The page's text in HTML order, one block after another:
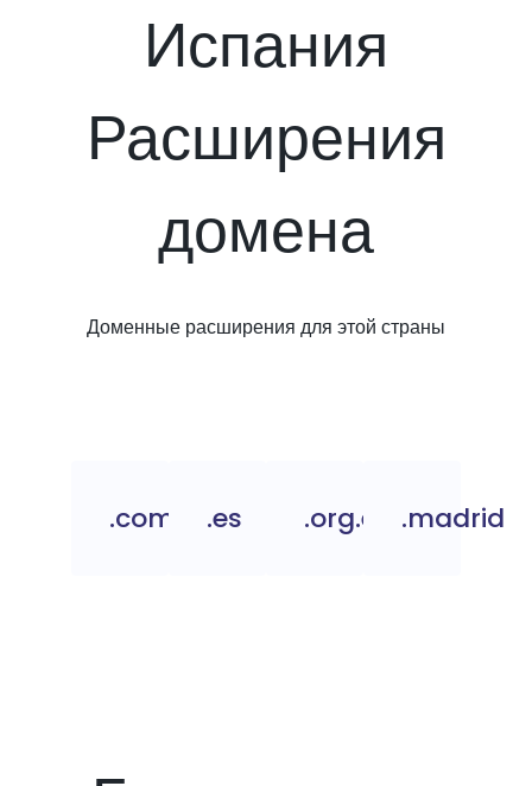
Испания
Расширения
домена
Доменные расширения для этой страны
.com.es.es .org.es .madrid